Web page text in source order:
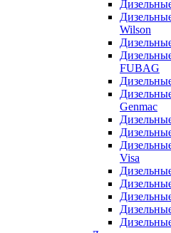
Wilson
FUBAG
Genmac
Visa